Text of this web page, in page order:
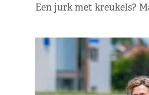
Een jurk met kreukels?